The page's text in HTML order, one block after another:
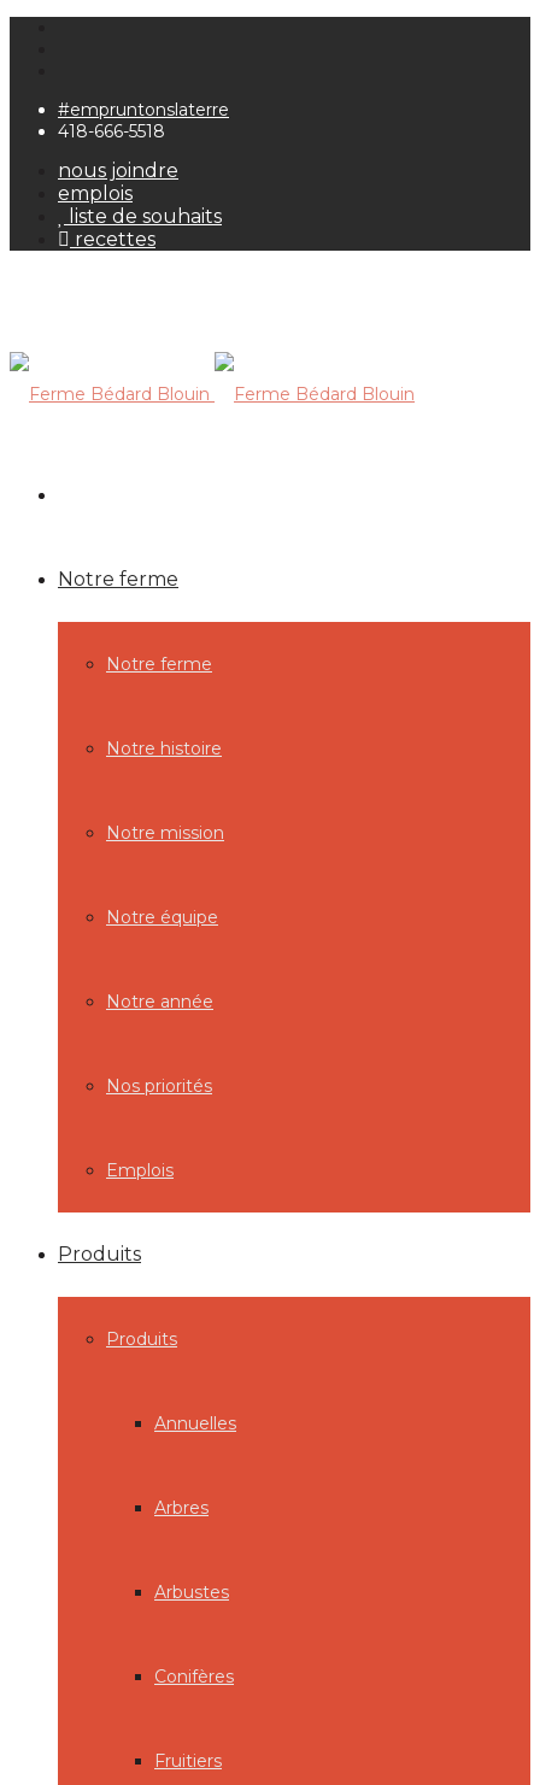
#empruntonslaterre
418-666-5518
nous joindre
emplois
liste de souhaits
recettes
Notre ferme
Notre ferme
Notre histoire
Notre mission
Notre équipe
Notre année
Nos priorités
Emplois
Produits
Produits
Annuelles
Arbres
Arbustes
Conifères
Fruitiers